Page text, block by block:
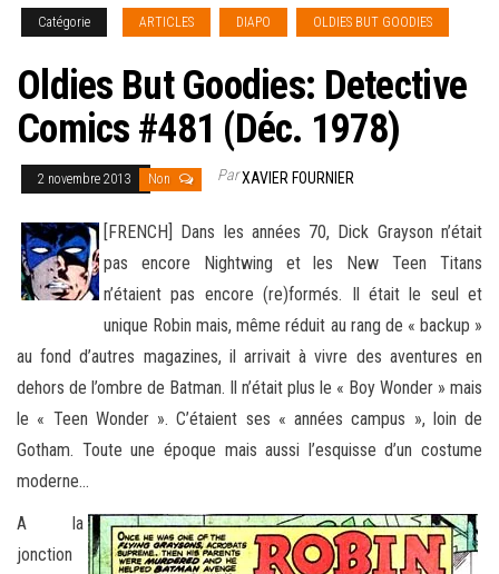
Catégorie ARTICLES DIAPO OLDIES BUT GOODIES
Oldies But Goodies: Detective
Comics #481 (Déc. 1978)
2 novembre 2013 Non ParXAVIER FOURNIER
[FRENCH] Dans les années 70, Dick Grayson n’était
pas encore Nightwing et les New Teen Titans
n’étaient pas encore (re)formés. Il était le seul et
unique Robin mais, même réduit au rang de « backup »
au fond d’autres magazines, il arrivait à vivre des aventures en
dehors de l’ombre de Batman. Il n’était plus le « Boy Wonder » mais
le « Teen Wonder ». C’étaient ses « années campus », loin de
Gotham. Toute une époque mais aussi l’esquisse d’un costume
moderne…
A la
jonction